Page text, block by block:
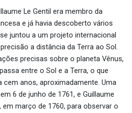
Le Gentil era membro da
e já havia descoberto vários
juntou a um projeto internacional
a distância da Terra ao Sol.
precisas sobre o planeta Vênus,
entre o Sol e a Terra, o que
anos, aproximadamente. Uma
6 de junho de 1761, e Guillaume
março de 1760, para observar o